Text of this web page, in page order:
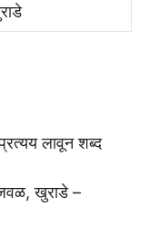
लावून शब्द
खुराडे –